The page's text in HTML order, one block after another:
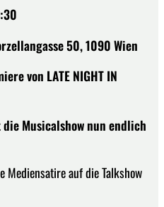
50, 1090 Wien
von LATE NIGHT IN
Musicalshow nun endlich
Mediensatire auf die Talkshow